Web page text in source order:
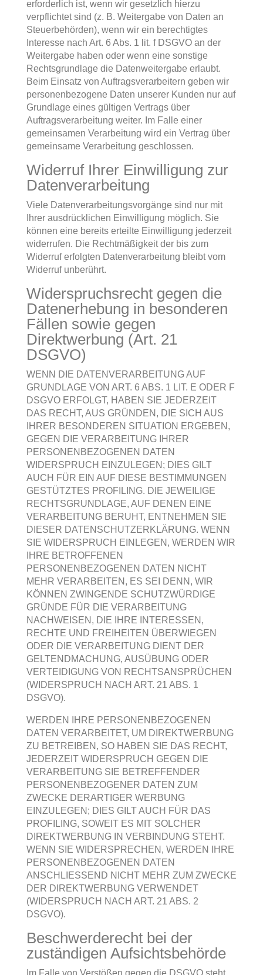
erforderlich ist, wenn wir gesetzlich hierzu
verpflichtet sind (z. B. Weitergabe von Daten an
Steuerbehörden), wenn wir ein berechtigtes
Interesse nach Art. 6 Abs. 1 lit. f DSGVO an der
Weitergabe haben oder wenn eine sonstige
Rechtsgrundlage die Datenweitergabe erlaubt.
Beim Einsatz von Auftragsverarbeitern geben wir
personenbezogene Daten unserer Kunden nur auf
Grundlage eines gültigen Vertrags über
Auftragsverarbeitung weiter. Im Falle einer
gemeinsamen Verarbeitung wird ein Vertrag über
gemeinsame Verarbeitung geschlossen.
Widerruf Ihrer Einwilligung zur
Datenverarbeitung
Viele Datenverarbeitungsvorgänge sind nur mit
Ihrer ausdrücklichen Einwilligung möglich. Sie
können eine bereits erteilte Einwilligung jederzeit
widerrufen. Die Rechtmäßigkeit der bis zum
Widerruf erfolgten Datenverarbeitung bleibt vom
Widerruf unberührt.
Widerspruchsrecht gegen die
Datenerhebung in besonderen
Fällen sowie gegen
Direktwerbung (Art. 21
DSGVO)
WENN DIE DATENVERARBEITUNG AUF
GRUNDLAGE VON ART. 6 ABS. 1 LIT. E ODER F
DSGVO ERFOLGT, HABEN SIE JEDERZEIT
DAS RECHT, AUS GRÜNDEN, DIE SICH AUS
IHRER BESONDEREN SITUATION ERGEBEN,
GEGEN DIE VERARBEITUNG IHRER
PERSONENBEZOGENEN DATEN
WIDERSPRUCH EINZULEGEN; DIES GILT
AUCH FÜR EIN AUF DIESE BESTIMMUNGEN
GESTÜTZTES PROFILING. DIE JEWEILIGE
RECHTSGRUNDLAGE, AUF DENEN EINE
VERARBEITUNG BERUHT, ENTNEHMEN SIE
DIESER DATENSCHUTZERKLÄRUNG. WENN
SIE WIDERSPRUCH EINLEGEN, WERDEN WIR
IHRE BETROFFENEN
PERSONENBEZOGENEN DATEN NICHT
MEHR VERARBEITEN, ES SEI DENN, WIR
KÖNNEN ZWINGENDE SCHUTZWÜRDIGE
GRÜNDE FÜR DIE VERARBEITUNG
NACHWEISEN, DIE IHRE INTERESSEN,
RECHTE UND FREIHEITEN ÜBERWIEGEN
ODER DIE VERARBEITUNG DIENT DER
GELTENDMACHUNG, AUSÜBUNG ODER
VERTEIDIGUNG VON RECHTSANSPRÜCHEN
(WIDERSPRUCH NACH ART. 21 ABS. 1
DSGVO).
WERDEN IHRE PERSONENBEZOGENEN
DATEN VERARBEITET, UM DIREKTWERBUNG
ZU BETREIBEN, SO HABEN SIE DAS RECHT,
JEDERZEIT WIDERSPRUCH GEGEN DIE
VERARBEITUNG SIE BETREFFENDER
PERSONENBEZOGENER DATEN ZUM
ZWECKE DERARTIGER WERBUNG
EINZULEGEN; DIES GILT AUCH FÜR DAS
PROFILING, SOWEIT ES MIT SOLCHER
DIREKTWERBUNG IN VERBINDUNG STEHT.
WENN SIE WIDERSPRECHEN, WERDEN IHRE
PERSONENBEZOGENEN DATEN
ANSCHLIESSEND NICHT MEHR ZUM ZWECKE
DER DIREKTWERBUNG VERWENDET
(WIDERSPRUCH NACH ART. 21 ABS. 2
DSGVO).
Beschwerde­recht bei der
zuständigen Aufsichts­behörde
Im Falle von Verstößen gegen die DSGVO steht